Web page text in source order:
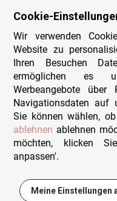
Wir sind
+49
Cookie-
Wir verwenden
Website zu
Ihren Besuchen
ermöglichen es
Werbeangebote
Navigationsdaten auf
Sie können wählen,
ablehnen ablehnen
möchten, klicken
anpassen'.
Meine Einstellungen